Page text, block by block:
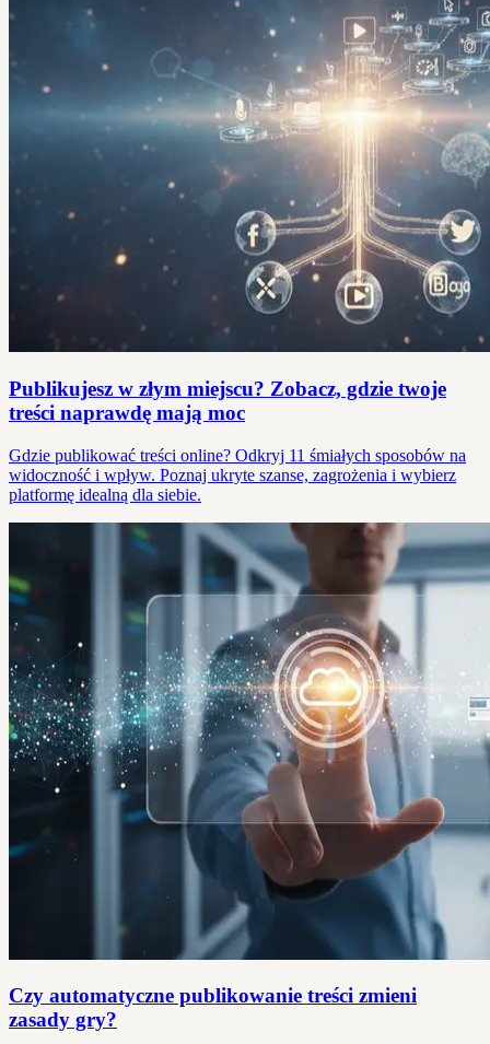
Publikujesz w złym miejscu? Zobacz, gdzie twoje
treści naprawdę mają moc
Gdzie publikować treści online? Odkryj 11 śmiałych sposobów na
widoczność i wpływ. Poznaj ukryte szanse, zagrożenia i wybierz
platformę idealną dla siebie.
Czy automatyczne publikowanie treści zmieni
zasady gry?